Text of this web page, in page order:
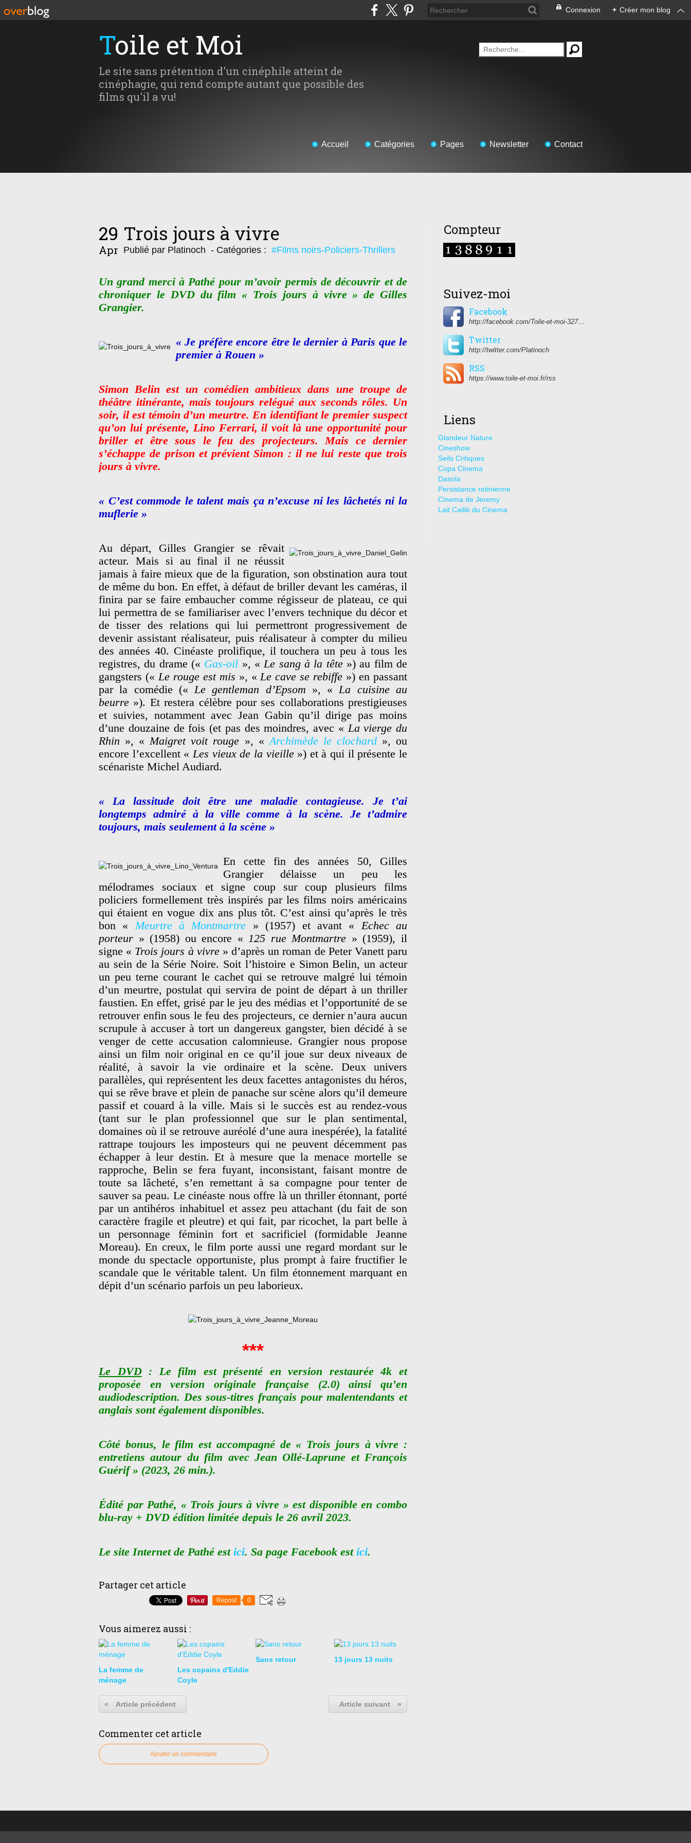
Connexion + Créer mon blog
Toile et Moi
Le site sans prétention d'un cinéphile atteint de
cinéphagie, qui rend compte autant que possible des
films qu'il a vu!
Accueil Catégories Pages Newsletter Contact
29
Apr
Trois jours à vivre
Publié par Platinoch - Catégories : #Films noirs-Policiers-Thrillers
Un grand merci à Pathé pour m’avoir permis de découvrir et de
chroniquer le DVD du film « Trois jours à vivre » de Gilles
Grangier.
« Je préfère encore être le dernier à Paris que le
premier à Rouen »
Simon Belin est un comédien ambitieux dans une troupe de
théâtre itinérante, mais toujours relégué aux seconds rôles. Un
soir, il est témoin d’un meurtre. En identifiant le premier suspect
qu’on lui présente, Lino Ferrari, il voit là une opportunité pour
briller et être sous le feu des projecteurs. Mais ce dernier
s’échappe de prison et prévient Simon : il ne lui reste que trois
jours à vivre.
« C’est commode le talent mais ça n’excuse ni les lâchetés ni la
muflerie »
Au départ, Gilles Grangier se rêvait
acteur. Mais si au final il ne réussit
jamais à faire mieux que de la figuration, son obstination aura tout
de même du bon. En effet, à défaut de briller devant les caméras, il
finira par se faire embaucher comme régisseur de plateau, ce qui
lui permettra de se familiariser avec l’envers technique du décor et
de tisser des relations qui lui permettront progressivement de
devenir assistant réalisateur, puis réalisateur à compter du milieu
des années 40. Cinéaste prolifique, il touchera un peu à tous les
registres, du drame (« Gas-oil », «Le sang à la tête») au film de
gangsters («Le rouge est mis », «Le cave se rebiffe ») en passant
par la comédie («Le gentleman d’Epsom », «La cuisine au
beurre »). Et restera célèbre pour ses collaborations prestigieuses
et suivies, notamment avec Jean Gabin qu’il dirige pas moins
d’une douzaine de fois (et pas des moindres, avec «La vierge du
Rhin », «Maigret voit rouge », «Archimède le clochard», ou
encore l’excellent «Les vieux de la vieille») et à qui il présente le
scénariste Michel Audiard.
« La lassitude doit être une maladie contagieuse. Je t’ai
longtemps admiré à la ville comme à la scène. Je t’admire
toujours, mais seulement à la scène »
En cette fin des années 50, Gilles
Grangier délaisse un peu les
mélodrames sociaux et signe coup sur coup plusieurs films
policiers formellement très inspirés par les films noirs américains
qui étaient en vogue dix ans plus tôt. C’est ainsi qu’après le très
bon «Meurtre à Montmartre » (1957) et avant «Echec au
porteur » (1958) ou encore « 125 rue Montmartre » (1959), il
signe « Trois jours à vivre» d’après un roman de Peter Vanett paru
au sein de la Série Noire. Soit l’histoire e Simon Belin, un acteur
un peu terne courant le cachet qui se retrouve malgré lui témoin
d’un meurtre, postulat qui servira de point de départ à un thriller
faustien. En effet, grisé par le jeu des médias et l’opportunité de se
retrouver enfin sous le feu des projecteurs, ce dernier n’aura aucun
scrupule à accuser à tort un dangereux gangster, bien décidé à se
venger de cette accusation calomnieuse. Grangier nous propose
ainsi un film noir original en ce qu’il joue sur deux niveaux de
réalité, à savoir la vie ordinaire et la scène. Deux univers
parallèles, qui représentent les deux facettes antagonistes du héros,
qui se rêve brave et plein de panache sur scène alors qu’il demeure
passif et couard à la ville. Mais si le succès est au rendez-vous
(tant sur le plan professionnel que sur le plan sentimental,
domaines où il se retrouve auréolé d’une aura inespérée), la fatalité
rattrape toujours les imposteurs qui ne peuvent décemment pas
échapper à leur destin. Et à mesure que la menace mortelle se
rapproche, Belin se fera fuyant, inconsistant, faisant montre de
toute sa lâcheté, s’en remettant à sa compagne pour tenter de
sauver sa peau. Le cinéaste nous offre là un thriller étonnant, porté
par un antihéros inhabituel et assez peu attachant (du fait de son
caractère fragile et pleutre) et qui fait, par ricochet, la part belle à
un personnage féminin fort et sacrificiel (formidable Jeanne
Moreau). En creux, le film porte aussi une regard mordant sur le
monde du spectacle opportuniste, plus prompt à faire fructifier le
scandale que le véritable talent. Un film étonnement marquant en
dépit d’un scénario parfois un peu laborieux.
***
Le DVD: Le film est présenté en version restaurée 4k et
proposée en version originale française (2.0) ainsi qu’en
audiodescription. Des sous-titres français pour malentendants et
anglais sont également disponibles.
Côté bonus, le film est accompagné de « Trois jours à vivre :
entretiens autour du film avec Jean Ollé-Laprune et François
Guérif » (2023, 26 min.).
Édité par Pathé, « Trois jours à vivre » est disponible en combo
blu-ray + DVD édition limitée depuis le 26 avril 2023.
Le site Internet de Pathé est ici. Sa page Facebook est ici.
Partager cet article
Repost 0
Vous aimerez aussi :
La femme de
ménage
Les copains d'Eddie
Coyle
Sans retour 13 jours 13 nuits
« Article précédent Article suivant »
Commenter cet article
Ajouter un commentaire
Compteur
Suivez-moi
Facebook
http://facebook.com/Toile-et-moi-327459350627274/
Twitter
http://twitter.com/Platinoch
RSS
https://www.toile-et-moi.fr/rss
Liens
Glandeur Nature
Cineshow
Seils Critiques
Copa Cinema
Dasola
Persistance retinienne
Cinema de Jeremy
Lait Caillé du Cinema